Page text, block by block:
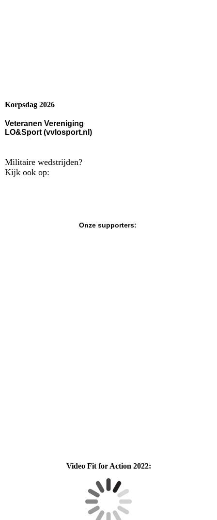
Korpsdag 2026
Veteranen Vereniging
LO&Sport (vvlosport.nl)
Militaire wedstrijden?
Kijk ook op:
Onze supporters:
Video Fit for Action 2022: